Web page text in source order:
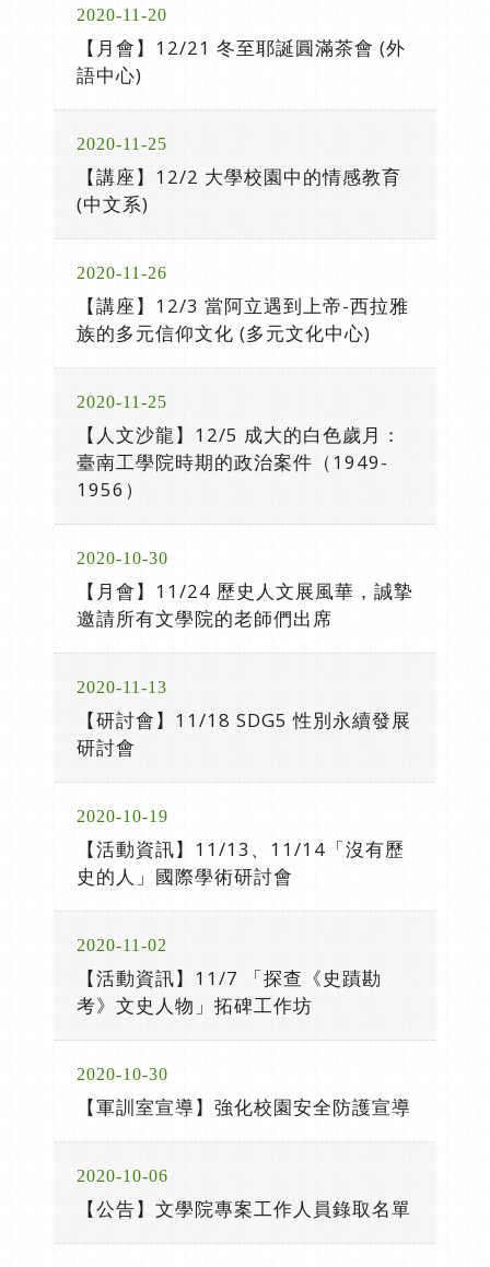
2020-11-20
【月會】12/21 冬至耶誕圓滿茶會 (外
語中心)
2020-11-25
【講座】12/2 大學校園中的情感教育
(中文系)
2020-11-26
【講座】12/3 當阿立遇到上帝-西拉雅
族的多元信仰文化 (多元文化中心)
2020-11-25
【人文沙龍】12/5 成大的白色歲月：
臺南工學院時期的政治案件（1949-
1956）
2020-10-30
【月會】11/24 歷史人文展風華，誠摯
邀請所有文學院的老師們出席
2020-11-13
【研討會】11/18 SDG5 性別永續發展
研討會
2020-10-19
【活動資訊】11/13、11/14「沒有歷
史的人」國際學術研討會
2020-11-02
【活動資訊】11/7 「探查《史蹟勘
考》文史人物」拓碑工作坊
2020-10-30
【軍訓室宣導】強化校園安全防護宣導
2020-10-06
【公告】文學院專案工作人員錄取名單